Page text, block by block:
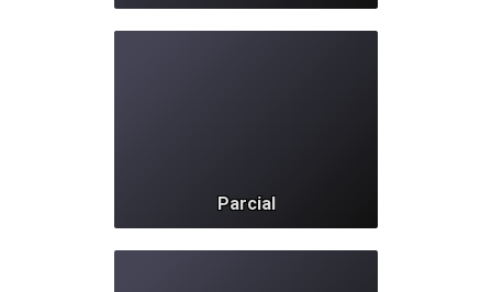
Parcial